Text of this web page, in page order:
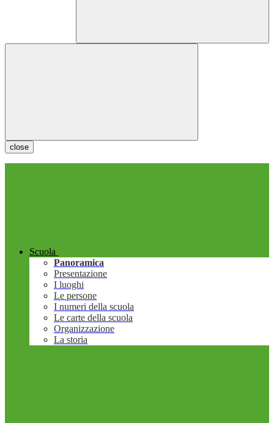
close
Scuola
Panoramica
Presentazione
I luoghi
Le persone
I numeri della scuola
Le carte della scuola
Organizzazione
La storia